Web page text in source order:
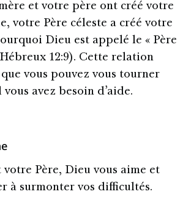
et votre père ont créé votre
votre Père céleste a créé votre
Dieu est appelé le « Père
12:9). Cette relation
vous pouvez vous tourner
avez besoin d’aide.
votre Père, Dieu vous aime et
à surmonter vos difficultés.